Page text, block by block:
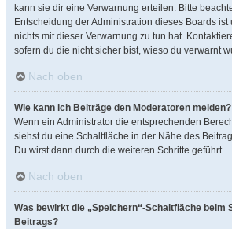
kann sie dir eine Verwarnung erteilen. Bitte
Entscheidung der Administration dieses Boards ist
nichts mit dieser Verwarnung zu tun hat.
sofern du die nicht sicher bist, wieso du verwarnt
Nach oben
Wie kann ich Beiträge den Moderatoren melden?
Wenn ein Administrator die entsprechenden
siehst du eine Schaltfläche in der Nähe des
Du wirst dann durch die weiteren Schritte geführt.
Nach oben
Was bewirkt die „Speichern“-Schaltfläche beim
Beitrags?